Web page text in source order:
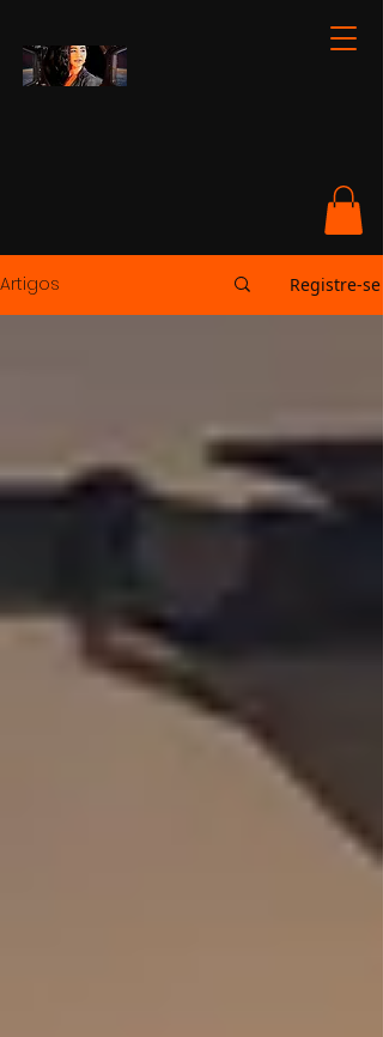
Artigos Registre-se